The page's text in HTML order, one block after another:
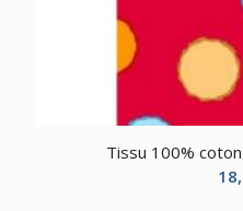
Tissu 100%